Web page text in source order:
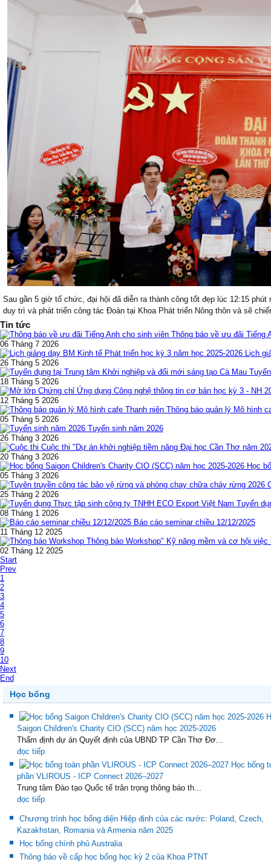
Sau gần 5 giờ tổ chức, đại hội đã diễn ra thành công tốt đẹp lúc 12:15
duy trì và phát triển công tác Đoàn tại Khoa Phát triển Nông thôn và sẽ
Tin tức
Thông báo về ưu đãi Tiếng
06 Tháng 7 2026
Lịch
26 Tháng 5 2026
18 Tháng 5 2026
12 Tháng 5 2026
Thông báo quản lý Mô hình
05 Tháng 5 2026
Tuyển sinh năm 2026
26 Tháng 3 2026
Cuộc thi "Dự án khởi nghiệp tiềm năng Đại học Cần Thơ năm
20 Tháng 3 2026
Học
05 Tháng 3 2026
25 Tháng 2 2026
Tuyển
08 Tháng 1 2026
Báo cáo seminar chiều 12/12/2025
11 Tháng 12 2025
Thông báo Workshop" Kỹ năng mềm và cơ hội việc
02 Tháng 12 2025
Start
Prev
1
2
3
4
5
6
7
8
9
10
Next
End
Học bổng
Saigon Children's Charity CIO (SCC) năm học 2025-2026
Thẩm định dự án Quyết định của UBND TP Cần Thơ Đơ...
đọc tiếp
Học bổng
phần VLIROUS - ICP Connect 2026–2027
Trung tâm Đào tạo Quốc tế trân trọng thông báo th...
đọc tiếp
Chương trình học bổng diện Hiệp định của các nước: Poland, Czech,
Kazakhstan, Romania và Armenia năm 2025
Học bổng chính phủ Australia
Thông báo về cấp học bổng học kỳ 2 của Khoa PTNT